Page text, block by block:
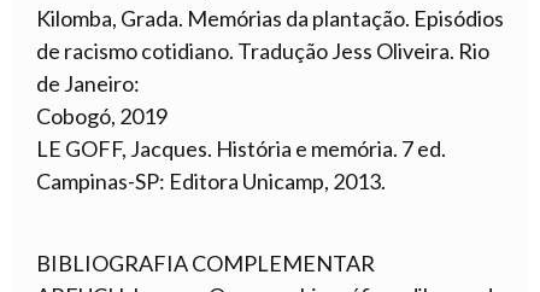
Kilomba, Grada. Memórias da plantação. Episódios
de racismo cotidiano. Tradução Jess Oliveira. Rio
de Janeiro:
Cobogó, 2019
LE GOFF, Jacques. História e memória. 7 ed.
Campinas-SP: Editora Unicamp, 2013.
BIBLIOGRAFIA COMPLEMENTAR